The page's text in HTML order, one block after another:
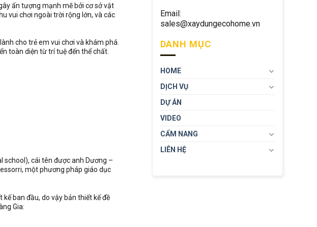
ấn tượng mạnh mẽ bởi cơ sở vật
vui chơi ngoài trời rộng lớn, và các
cho trẻ em vui chơi và khám phá.
toàn diện từ trí tuệ đến thể chất.
school), cái tên được anh Dương –
một phương pháp giáo dục
ban đầu, do vậy bản thiết kế đề
Gia:
Email:
sales@xaydungecohome.vn
DANH MỤC
HOME
DỊCH VỤ
DỰ ÁN
VIDEO
CẨM NANG
LIÊN HỆ